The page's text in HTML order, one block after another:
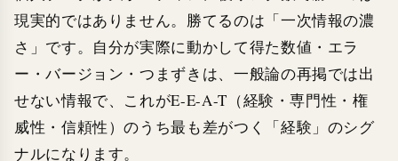
現実的ではありません。勝てるのは「一次情報の濃
さ」です。自分が実際に動かして得た数値・エラ
ー・バージョン・つまずきは、一般論の再掲では出
せない情報で、これがE-E-A-T（経験・専門性・権
威性・信頼性）のうち最も差がつく「経験」のシグ
ナルになります。